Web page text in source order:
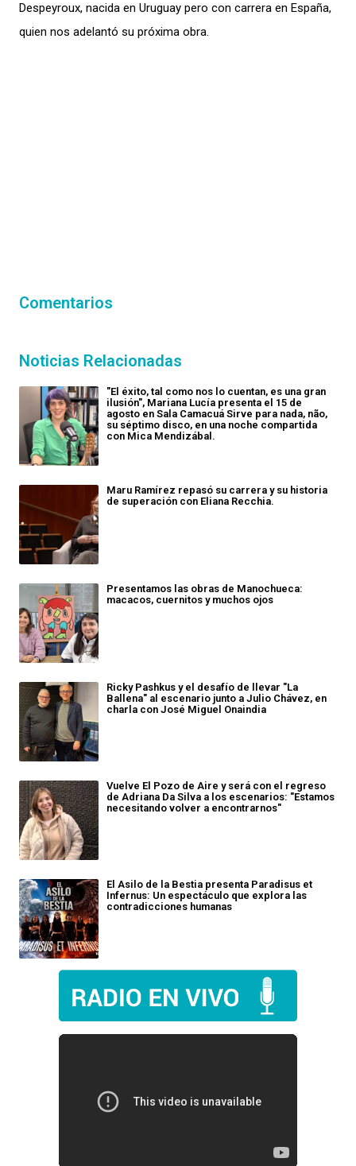
Despeyroux, nacida en Uruguay pero con carrera en España,
quien nos adelantó su próxima obra.
Comentarios
Noticias Relacionadas
"El éxito, tal como nos lo cuentan, es una gran
ilusión", Mariana Lucía presenta el 15 de
agosto en Sala Camacuá Sirve para nada, não,
su séptimo disco, en una noche compartida
con Mica Mendizábal.
Maru Ramírez repasó su carrera y su historia
de superación con Eliana Recchia.
Presentamos las obras de Manochueca:
macacos, cuernitos y muchos ojos
Ricky Pashkus y el desafío de llevar "La
Ballena" al escenario junto a Julio Chávez, en
charla con José Miguel Onaindia
Vuelve El Pozo de Aire y será con el regreso
de Adriana Da Silva a los escenarios: "Estamos
necesitando volver a encontrarnos"
El Asilo de la Bestia presenta Paradisus et
Infernus: Un espectáculo que explora las
contradicciones humanas